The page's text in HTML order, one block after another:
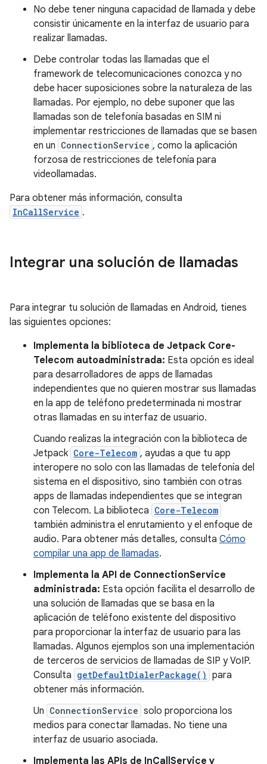
No debe tener ninguna capacidad de llamada y debe
consistir únicamente en la interfaz de usuario para
realizar llamadas.
Debe controlar todas las llamadas que el
framework de telecomunicaciones conozca y no
debe hacer suposiciones sobre la naturaleza de las
llamadas. Por ejemplo, no debe suponer que las
llamadas son de telefonía basadas en SIM ni
implementar restricciones de llamadas que se basen
en un ConnectionService , como la aplicación
forzosa de restricciones de telefonía para
videollamadas.
Para obtener más información, consulta
InCallService .
Integrar una solución de llamadas
Para integrar tu solución de llamadas en Android, tienes
las siguientes opciones:
Implementa la biblioteca de Jetpack Core-
Telecom autoadministrada: Esta opción es ideal
para desarrolladores de apps de llamadas
independientes que no quieren mostrar sus llamadas
en la app de teléfono predeterminada ni mostrar
otras llamadas en su interfaz de usuario.
Cuando realizas la integración con la biblioteca de
Jetpack Core-Telecom , ayudas a que tu app
interopere no solo con las llamadas de telefonía del
sistema en el dispositivo, sino también con otras
apps de llamadas independientes que se integran
con Telecom. La biblioteca Core-Telecom
también administra el enrutamiento y el enfoque de
audio. Para obtener más detalles, consulta Cómo
compilar una app de llamadas.
Implementa la API de ConnectionService
administrada: Esta opción facilita el desarrollo de
una solución de llamadas que se basa en la
aplicación de teléfono existente del dispositivo
para proporcionar la interfaz de usuario para las
llamadas. Algunos ejemplos son una implementación
de terceros de servicios de llamadas de SIP y VoIP.
Consulta getDefaultDialerPackage() para
obtener más información.
Un ConnectionService solo proporciona los
medios para conectar llamadas. No tiene una
interfaz de usuario asociada.
Implementa las APIs de InCallService y